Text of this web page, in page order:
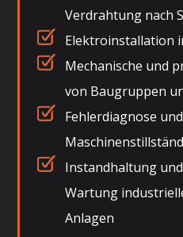
Verdrahtung nach
Elektroinstallation
Mechanische und
von Baugruppen
Fehlerdiagnose
Instandhaltung
Wartung
Anlagen